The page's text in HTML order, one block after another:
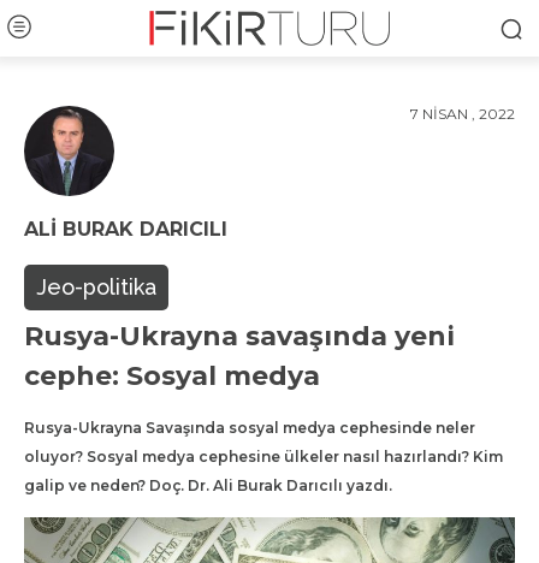
7 NISAN , 2022
ALI BURAK DARICILI
Jeo-politika
Rusya-Ukrayna savaşında yeni
cephe: Sosyal medya
Rusya-Ukrayna Savaşında sosyal medya cephesinde neler
oluyor? Sosyal medya cephesine ülkeler nasıl hazırlandı? Kim
galip ve neden? Doç. Dr. Ali Burak Darıcılı yazdı.